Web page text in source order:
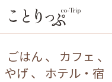
ごはん 、 カフェ 、
やげ 、 ホテル・宿